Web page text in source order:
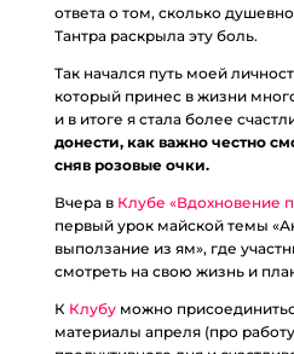
ответа о том, сколько
Тантра раскрыла эту боль.
Так начался путь моей
который принес в жизни
и в итоге я стала более
донести, как важно честно
сняв розовые очки.
Вчера в Клубе «Вдохновение
первый урок майской темы
выползание из ям», где
смотреть на свою жизнь и
К Клубуможно
материалы апреля (про